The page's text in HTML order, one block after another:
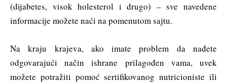
(dijabetes, visok holesterol i drugo) – sve navedene
informacije možete naći na pomenutom sajtu.
Na kraju krajeva, ako imate problem da nađete
odgovarajući način ishrane prilagođen vama, uvek
možete potražiti pomoć sertifikovanog nutricioniste ili